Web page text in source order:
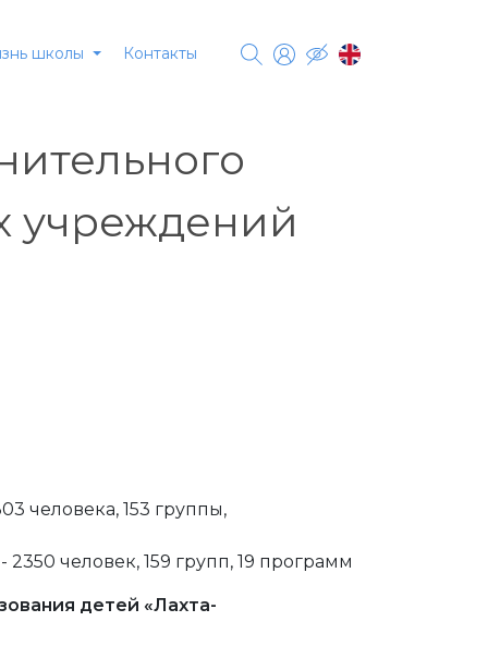
школы Контакты
учреждений
человека, 153 группы,
человек, 159 групп, 19 программ
детей «Лахта-